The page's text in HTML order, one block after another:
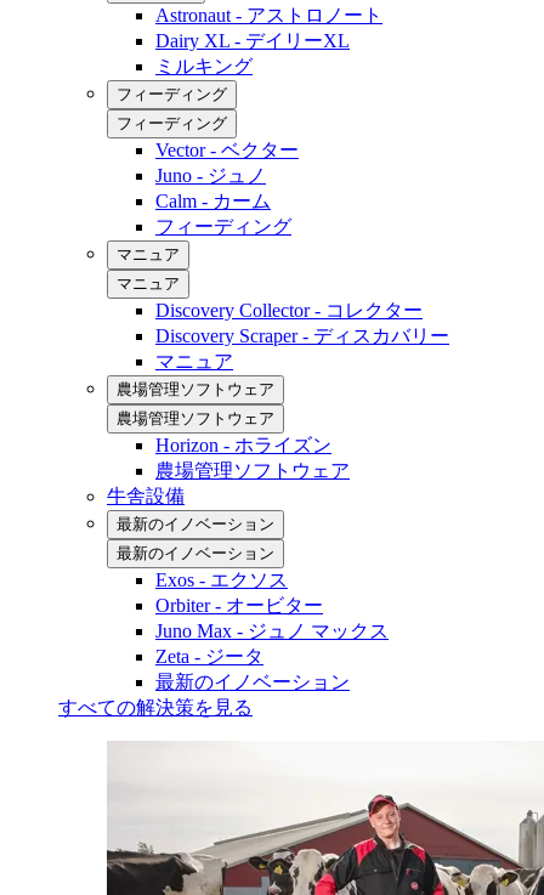
Astronaut - アストロノート
Dairy XL - デイリーXL
ミルキング
フィーディング
フィーディング
Vector - ベクター
Juno - ジュノ
Calm - カーム
フィーディング
マニュア
マニュア
Discovery Collector - コレクター
Discovery Scraper - ディスカバリー
マニュア
農場管理ソフトウェア
農場管理ソフトウェア
Horizon - ホライズン
農場管理ソフトウェア
牛舎設備
最新のイノベーション
最新のイノベーション
Exos - エクソス
Orbiter - オービター
Juno Max - ジュノ マックス
Zeta - ジータ
最新のイノベーション
すべての解決策を見る